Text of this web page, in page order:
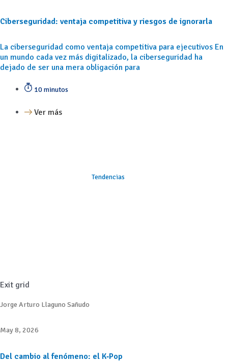
Ciberseguridad: ventaja competitiva y riesgos de ignorarla
La ciberseguridad como ventaja competitiva para ejecutivos En
un mundo cada vez más digitalizado, la ciberseguridad ha
dejado de ser una mera obligación para
10 minutos
Ver más
Tendencias
Exit grid
Jorge Arturo Llaguno Sañudo
May 8, 2026
Del cambio al fenómeno: el K‑Pop